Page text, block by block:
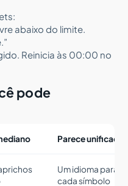
abaixo do limite.
Reinicia às 00:00 no
pode
Parece unificado
Um idioma para
cada símbolo